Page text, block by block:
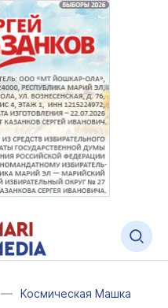
Космическая Машка